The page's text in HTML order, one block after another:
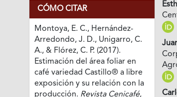
CÓMO CITAR
Montoya, E. C., Hernández-
Arredondo, J. D., Unigarro, C.
A., & Flórez, C. P. (2017).
Estimación del área foliar en
café variedad Castillo® a libre
exposición y su relación con la
producción. Revista Cenicafé,